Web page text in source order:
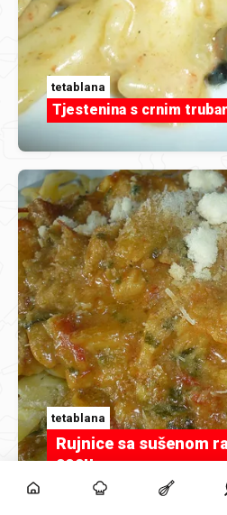
tetablana
Tjestenina s crnim
tetablana
Rujnice sa sušenom
sosu